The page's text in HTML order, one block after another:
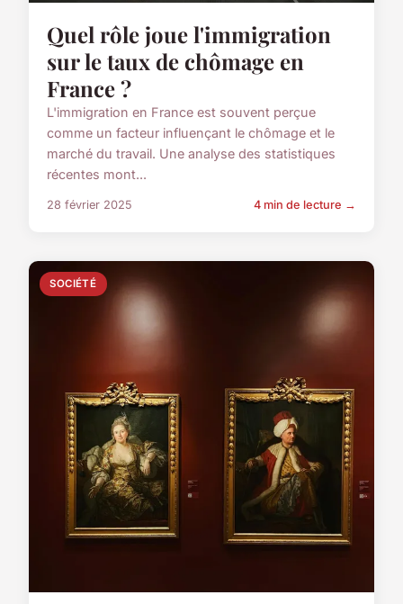
Quel rôle joue l'immigration
sur le taux de chômage en
France ?
L'immigration en France est souvent perçue
comme un facteur influençant le chômage et le
marché du travail. Une analyse des statistiques
récentes mont...
28 février 2025 4 min de lecture →
SOCIÉTÉ